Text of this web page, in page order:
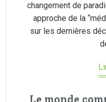
changement de
approche de la
sur les dernières
Le monde